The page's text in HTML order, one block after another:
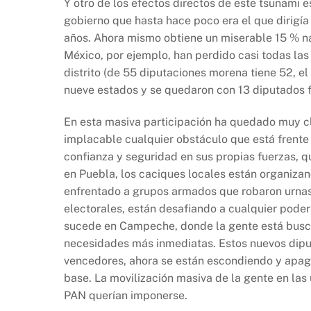
Y otro de los efectos directos de este tsunami
gobierno que hasta hace poco era el que
años. Ahora mismo obtiene un miserable 15 %
México, por ejemplo, han perdido casi todas
distrito (de 55 diputaciones morena tiene 52, el
nueve estados y se quedaron con 13
En esta masiva participación ha quedado muy
implacable cualquier obstáculo que está
confianza y seguridad en sus propias fuerzas,
en Puebla, los caciques locales están
enfrentado a grupos armados que robaron
electorales, están desafiando a cualquier
sucede en Campeche, donde la gente está
necesidades más inmediatas. Estos nuevos
vencedores, ahora se están escondiendo y
base. La movilización masiva de la gente en
PAN querían imponerse.